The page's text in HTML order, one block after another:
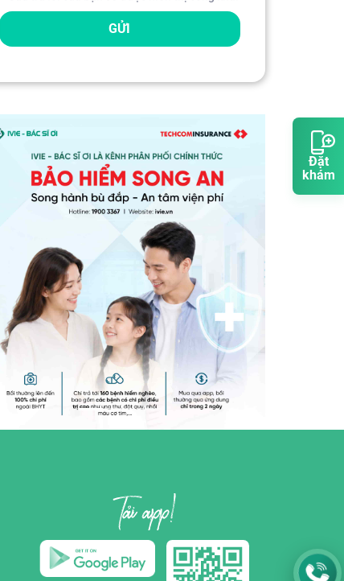
Đặt
khám
GỬI